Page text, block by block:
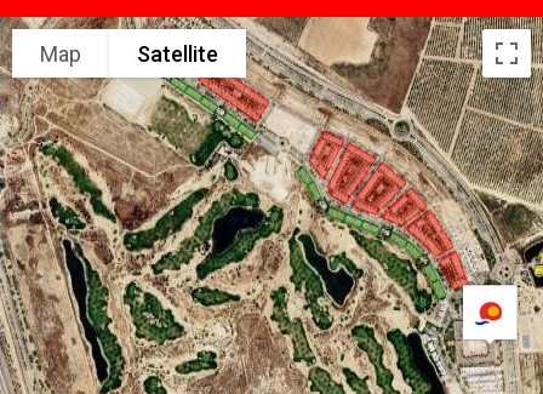
Map Satellite